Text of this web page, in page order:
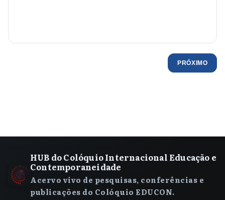
PRÓXIMO
HUB do Colóquio Internacional Educação e
Contemporaneidade
Acervo vivo de pesquisas, conferências e
publicações do Colóquio EDUCON.